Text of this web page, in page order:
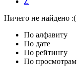
Ничего не найдено :(
По алфавиту
По дате
По рейтингу
По просмотрам